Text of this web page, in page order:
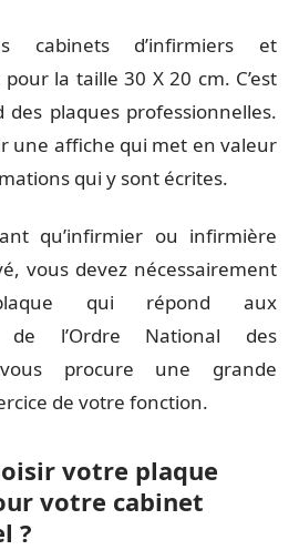
cabinets d’infirmiers et
la taille 30 X 20 cm. C’est
plaques professionnelles.
une affiche qui met en valeur
qui y sont écrites.
qu’infirmier ou infirmière
vous devez nécessairement
qui répond aux
de l’Ordre National des
procure une grande
de votre fonction.
votre plaque
votre cabinet
?